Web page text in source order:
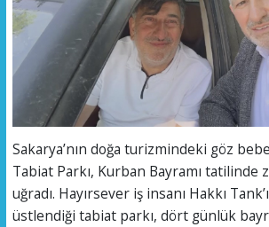
Sakarya’nın doğa turizmindeki göz
Tabiat Parkı, Kurban Bayramı tatilinde
uğradı. Hayırsever iş insanı Hakkı
üstlendiği tabiat parkı, dört günlük